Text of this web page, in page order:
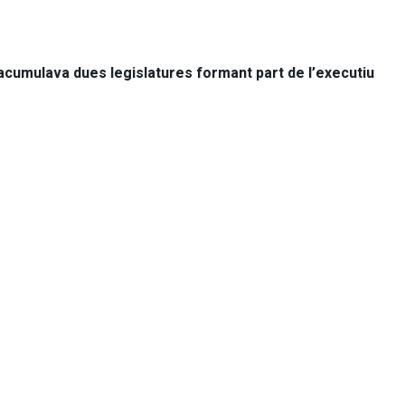
dues legislatures formant part de l’executiu